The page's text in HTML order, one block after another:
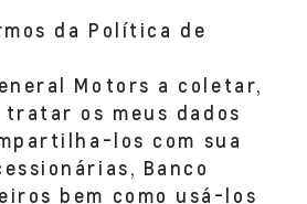
ATIBAIA, SP 12942-
da Política de
Motors a coletar,
tratar os meus dados
los com sua
Banco
bem como usá-los